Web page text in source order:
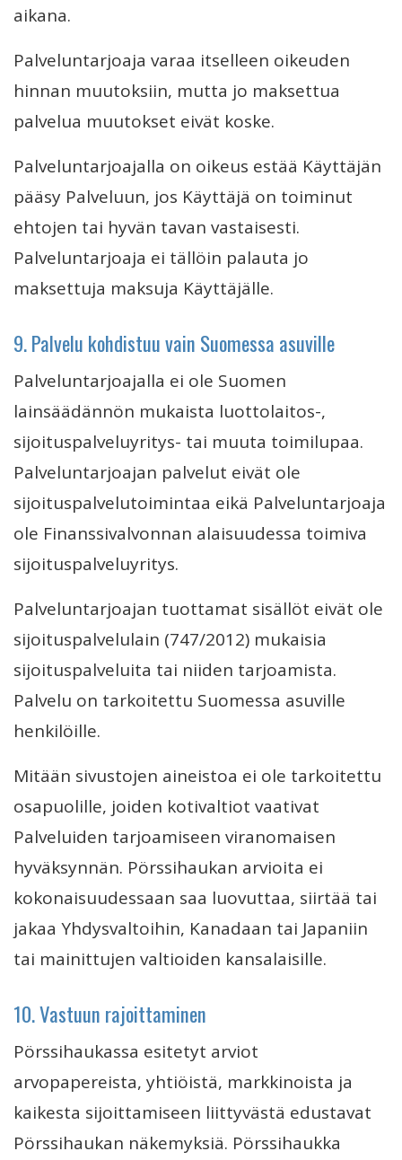
aikana.
Palveluntarjoaja varaa itselleen oikeuden
hinnan muutoksiin, mutta jo maksettua
palvelua muutokset eivät koske.
Palveluntarjoajalla on oikeus estää Käyttäjän
pääsy Palveluun, jos Käyttäjä on toiminut
ehtojen tai hyvän tavan vastaisesti.
Palveluntarjoaja ei tällöin palauta jo
maksettuja maksuja Käyttäjälle.
9. Palvelu kohdistuu vain Suomessa asuville
Palveluntarjoajalla ei ole Suomen
lainsäädännön mukaista luottolaitos-,
sijoituspalveluyritys- tai muuta toimilupaa.
Palveluntarjoajan palvelut eivät ole
sijoituspalvelutoimintaa eikä Palveluntarjoaja
ole Finanssivalvonnan alaisuudessa toimiva
sijoituspalveluyritys.
Palveluntarjoajan tuottamat sisällöt eivät ole
sijoituspalvelulain (747/2012) mukaisia
sijoituspalveluita tai niiden tarjoamista.
Palvelu on tarkoitettu Suomessa asuville
henkilöille.
Mitään sivustojen aineistoa ei ole tarkoitettu
osapuolille, joiden kotivaltiot vaativat
Palveluiden tarjoamiseen viranomaisen
hyväksynnän. Pörssihaukan arvioita ei
kokonaisuudessaan saa luovuttaa, siirtää tai
jakaa Yhdysvaltoihin, Kanadaan tai Japaniin
tai mainittujen valtioiden kansalaisille.
10. Vastuun rajoittaminen
Pörssihaukassa esitetyt arviot
arvopapereista, yhtiöistä, markkinoista ja
kaikesta sijoittamiseen liittyvästä edustavat
Pörssihaukan näkemyksiä. Pörssihaukka